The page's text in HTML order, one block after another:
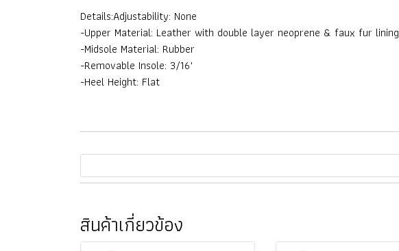
Details:Adjustability: None
-Upper Material: Leather with double layer neoprene & faux fur lining
-Midsole Material: Rubber
-Removable Insole: 3/16"
-Heel Height: Flat
สินค้าเกี่ยวข้อง